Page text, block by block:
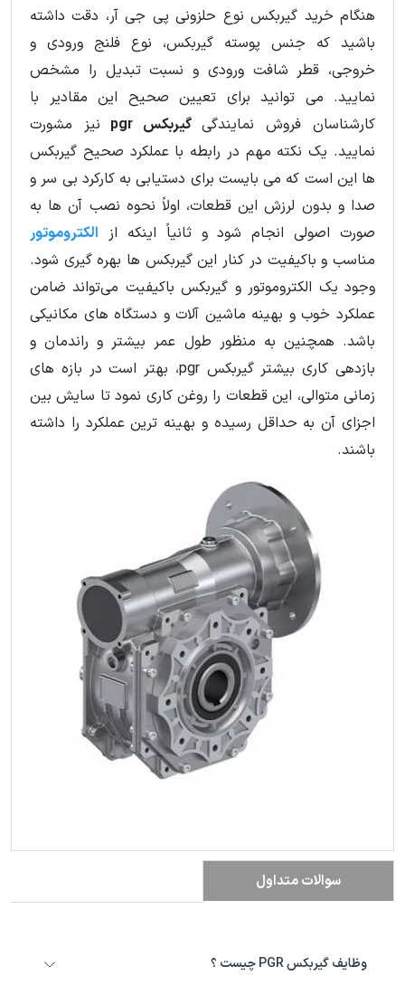
هنگام خرید گیربکس نوع حلزونی پی جی آر، دقت داشته
باشید که جنس پوسته گیربکس، نوع فلنج ورودی و
خروجی، قطر شافت ورودی و نسبت تبدیل را مشخص
نمایید. می توانید برای تعیین صحیح این مقادیر با
کارشناسان فروش نمایندگی گیربکس pgr
نیز مشورت
نمایید. یک نکته مهم در رابطه با عملکرد صحیح گیربکس
ها این است که می بایست برای دستیابی به کارکرد بی سر و
صدا و بدون لرزش این قطعات، اولاً نحوه نصب آن ها به
صورت اصولی انجام شود و ثانیاً اینکه از الکتروموتور
مناسب و باکیفیت در کنار این گیربکس ها بهره گیری شود.
وجود یک الکتروموتور و گیربکس باکیفیت می‌تواند ضامن
عملکرد خوب و بهینه ماشین آلات و دستگاه های مکانیکی
باشد. همچنین به‌ منظور طول عمر بیشتر و راندمان و
بازدهی کاری بیشتر گیربکس pgr، بهتر است در بازه های
زمانی متوالی، این قطعات را روغن کاری نمود تا سایش بین
اجزای آن به حداقل رسیده و بهینه ترین عملکرد را داشته
باشند.
سوالات متداول
وظایف گیربکس PGR چیست ؟